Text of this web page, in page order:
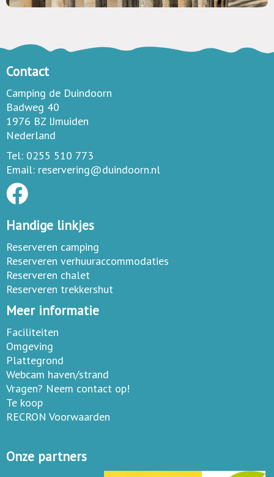
Contact
Camping de Duindoorn
Badweg 40
1976 BZ IJmuiden
Nederland
Tel: 0255 510 773
Email: reservering@duindoorn.nl
Handige linkjes
Reserveren camping
Reserveren verhuuraccommodaties
Reserveren chalet
Reserveren trekkershut
Meer informatie
Faciliteiten
Omgeving
Plattegrond
Webcam haven/strand
Vragen? Neem contact op!
Te koop
RECRON Voorwaarden
Onze partners